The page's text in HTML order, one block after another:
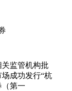
监管机构批
成功发行“杭
（第一